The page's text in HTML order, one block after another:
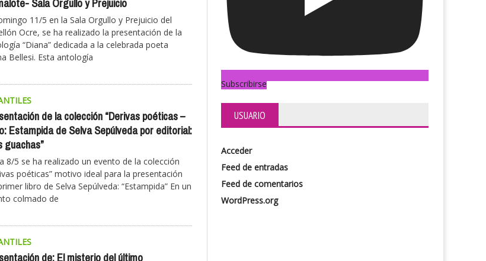
11/5 en la Sala Orgullo y Prejuicio del
Ocre, se ha realizado la presentación de la
“Diana” dedicada a la celebrada poeta
Bellesi. Esta antología
de la colección “Derivas poéticas –
Estampida de Selva Sepúlveda por editorial:
guachas”
8/5 se ha realizado un evento de la colección
poéticas” motivo ideal para la presentación
libro de Selva Sepúlveda: “Estampida” En un
colmado de
Subscribirse
USUARIO
Acceder
Feed de entradas
Feed de comentarios
WordPress.org